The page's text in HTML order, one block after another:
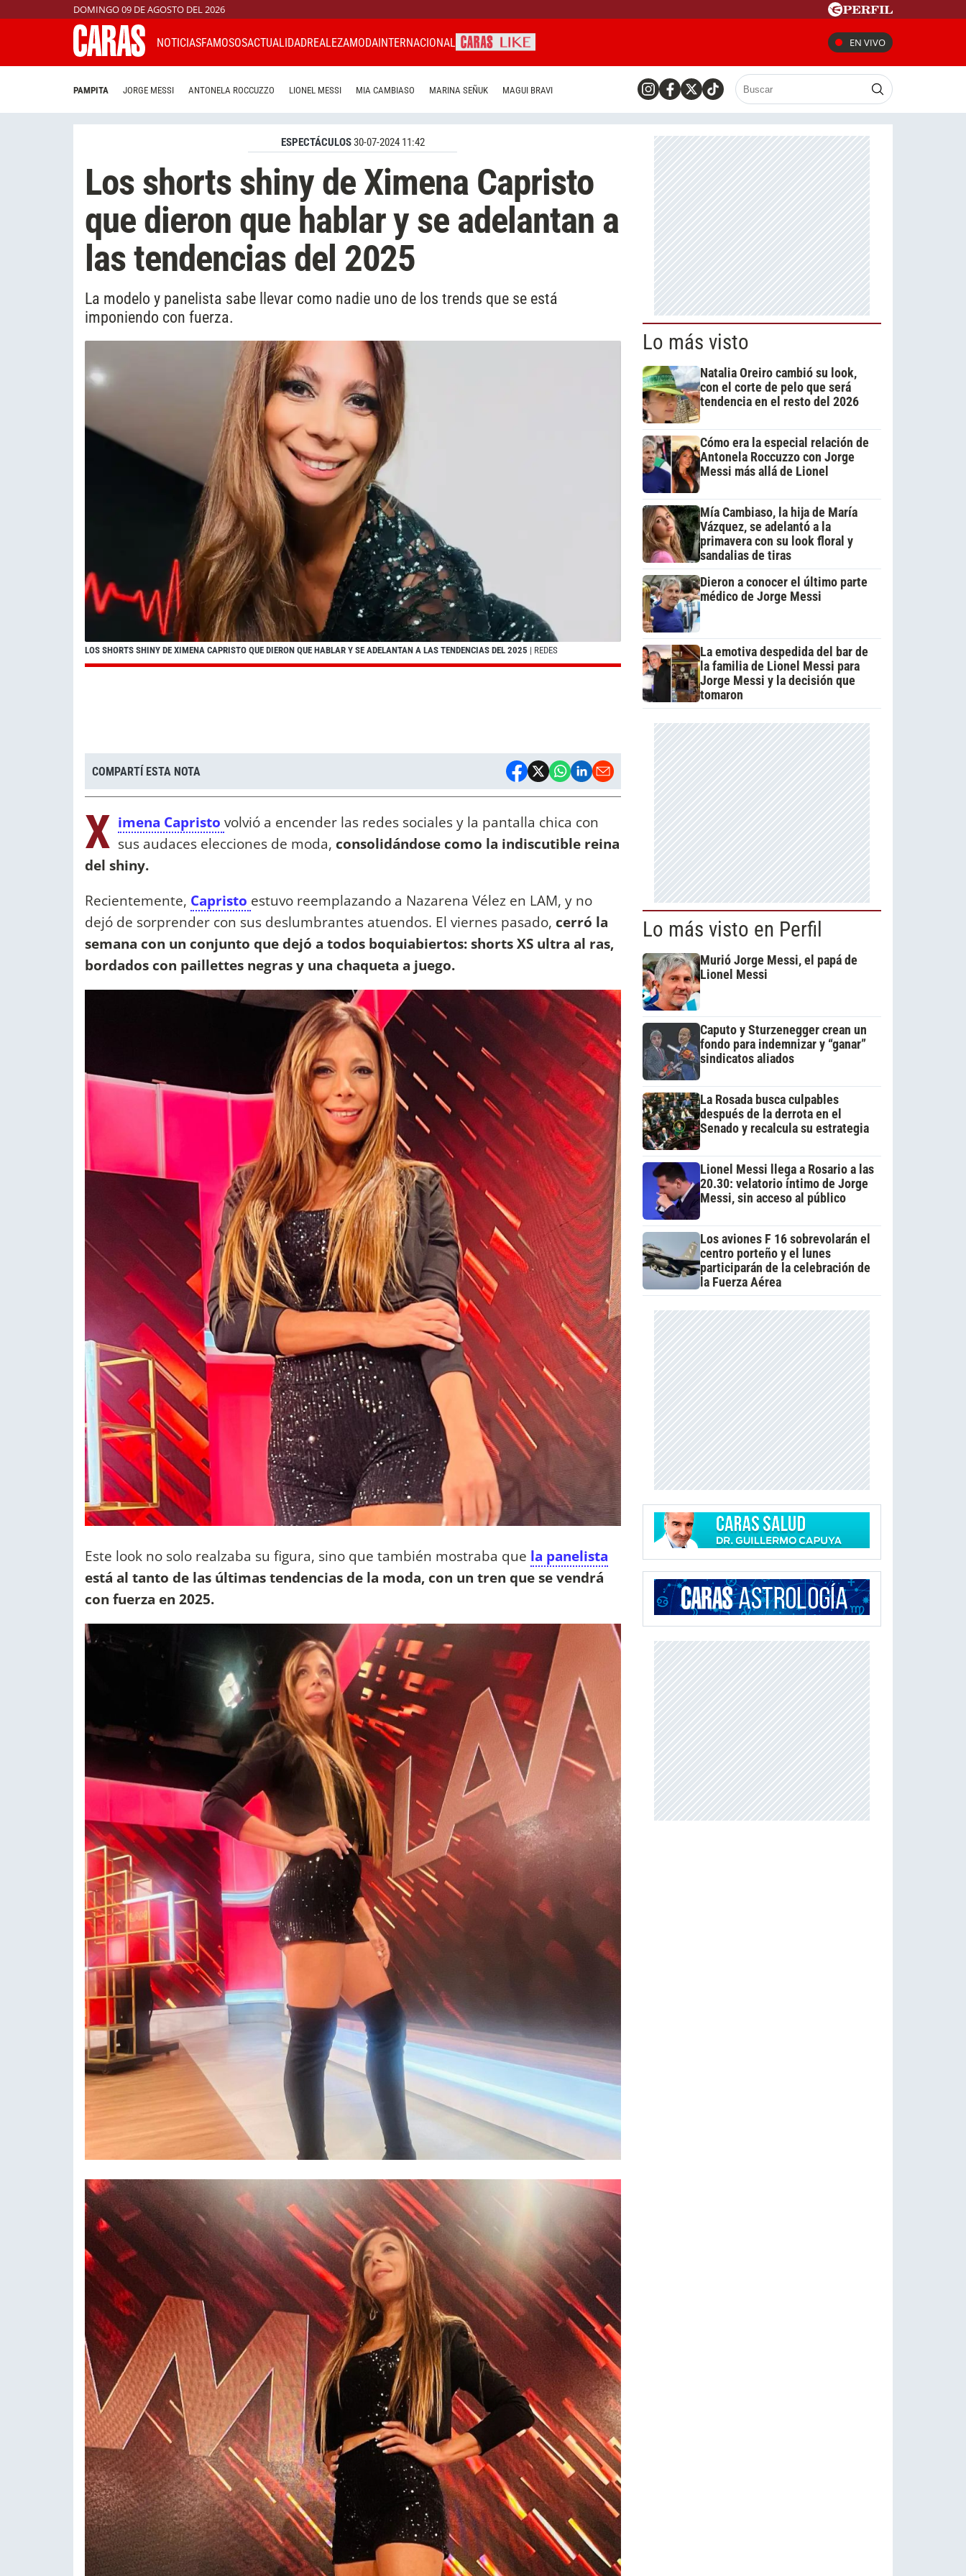
DOMINGO 09 DE AGOSTO DEL 2026
NOTICIASFAMOSOSACTUALIDADREALEZAMODAINTERNACIONAL EN VIVO
PAMPITA JORGE MESSI ANTONELA ROCCUZZO LIONEL MESSI MIA CAMBIASO MARINA SEÑUK MAGUI BRAVI
ESPECTÁCULOS30-07-2024 11:42
Los shorts shiny de Ximena Capristo
que dieron que hablar y se adelantan a
las tendencias del 2025
La modelo y panelista sabe llevar como nadie uno de los trends que se está
imponiendo con fuerza.
LOS SHORTS SHINY DE XIMENA CAPRISTO QUE DIERON QUE HABLAR Y SE ADELANTAN A LAS TENDENCIAS DEL 2025 | REDES
COMPARTÍ ESTA NOTA
X imena Capristo volvió a encender las redes sociales y la pantalla chica con
sus audaces elecciones de moda, consolidándose como la indiscutible reina
del shiny.
Recientemente, Capristo estuvo reemplazando a Nazarena Vélez en LAM, y no
dejó de sorprender con sus deslumbrantes atuendos. El viernes pasado, cerró la
semana con un conjunto que dejó a todos boquiabiertos: shorts XS ultra al ras,
bordados con paillettes negras y una chaqueta a juego.
Este look no solo realzaba su figura, sino que también mostraba que la panelista
está al tanto de las últimas tendencias de la moda, con un tren que se vendrá
con fuerza en 2025.
Lo más visto
Natalia Oreiro cambió su look,
con el corte de pelo que será
tendencia en el resto del 2026
Cómo era la especial relación de
Antonela Roccuzzo con Jorge
Messi más allá de Lionel
Mía Cambiaso, la hija de María
Vázquez, se adelantó a la
primavera con su look floral y
sandalias de tiras
Dieron a conocer el último parte
médico de Jorge Messi
La emotiva despedida del bar de
la familia de Lionel Messi para
Jorge Messi y la decisión que
tomaron
Lo más visto en Perfil
Murió Jorge Messi, el papá de
Lionel Messi
Caputo y Sturzenegger crean un
fondo para indemnizar y “ganar”
sindicatos aliados
La Rosada busca culpables
después de la derrota en el
Senado y recalcula su estrategia
Lionel Messi llega a Rosario a las
20.30: velatorio íntimo de Jorge
Messi, sin acceso al público
Los aviones F 16 sobrevolarán el
centro porteño y el lunes
participarán de la celebración de
la Fuerza Aérea